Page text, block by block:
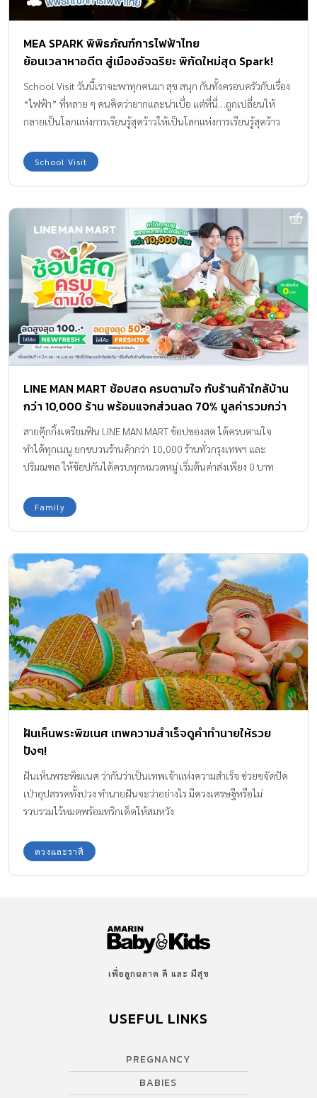
MEA SPARK พิพิธภัณฑ์การไฟฟ้าไทย
ย้อนเวลาหาอดีต สู่เมืองอัจฉริยะ พิกัดใหม่สุด Spark!
School Visit วันนี้เราจะพาทุกคนมา สุข สนุก กันทั้งครอบครัวกับเรื่อง
“ไฟฟ้า” ที่หลาย ๆ คนคิดว่ายากและน่าเบื่อ แต่ที่นี่…ถูกเปลี่ยนให้
กลายเป็นโลกแห่งการเรียนรู้สุดว้าวให้เป็นโลกแห่งการเรียนรู้สุดว้าว
“MEA SPARK พิพิธภัณฑ์การไฟฟ้าไทย ของการไฟฟ้านครหลวง”
พิพิธภัณฑ์แห่งนี้จะทำให้เราได้ย้อนเวลากลับไปสู่ ร.ศ. 119 ตั้งแต่วันที่
วิวัฒนาการของไฟฟ้า จากอดีต → ปัจจุบัน → สู่ Smart City แห่ง
อนาคต บอกเลยว่า ว้าวต่อเนื่อง ไม่มีพัก! ยิ่งไปกว่านั้นที่นี่ไม่ใช่แค่เรื่อง
“ไฟฟ้า” เท่านั้นนะคะ นอกจากเรื่องไฟฟ้าแล้วที่นี่ยังถ่ายทอดเรื่องราว
ในอดีตผ่านศิลปะและสถาปัตยกรรมคลาสสิกที่ได้รับการอนุรักษ์ไว้
อย่างงดงามเหนือกาลเวลา ซึ่งแต่ละมุมของพิพิธภัณฑ์ก็เต็มไปด้วยเรื่อง
ราวน่ารู้และกิจกรรมสนุก ๆ มากมายเลยค่ะ PART 1 | Back to the
Past แสงแรกแห่งสยาม […]
School Visit
LINE MAN MART ช้อปสด ครบตามใจ กับร้านค้าใกล้บ้าน
กว่า 10,000 ร้าน พร้อมแจกส่วนลด 70% มูลค่ารวมกว่า
5 ล้านบาท
สายคุ๊กกิ้งเตรียมฟิน LINE MAN MART ช้อปของสด ได้ครบตามใจ
ทำได้ทุกเมนู ยกขบวนร้านค้ากว่า 10,000 ร้านทั่วกรุงเทพฯ และ
ปริมณฑล ให้ช้อปกันได้ครบทุกหมวดหมู่ เริ่มต้นค่าส่งเพียง 0 บาท
ถึง 18 เมษายนนี้ คุ้มยิ่งกว่า! สำหรับลูกค้าใหม่เท่านั้น ใส่โค้ด
NEWFRESH ลด 70% เมื่อซื้อขั้นต่ำ 100 บาท ลดสูงสุด 100 บาท
ปัจจุบันเพียงใส่โค้ด FRESH70 ก็รับส่วนลด 70% สูงสุด 50 บาท (สิทธิ์
มีจำนวนจำกัดต่อวัน จำกัด 1 สิทธิ์/คน) นอกจากนี้ยังมีโค้ดส่วนลดราย
สัปดาห์ให้ติดตามกันตลอดทั้งแคมเปญพร้อมให้ช้อปของสดครบทุก
หมวดหมู่ ทำได้ทุกเมนูผัดผัก แกง […]
Family
ฝันเห็นพระพิฆเนศ เทพความสำเร็จดูคำทำนายให้รวย
ปังๆ!
ฝันเห็นพระพิฆเนศ ว่ากันว่าเป็นเทพเจ้าแห่งความสำเร็จ ช่วยขจัดปัด
เป่าอุปสรรคทั้งปวง ทำนายฝันจะว่าอย่างไร มีดวงเศรษฐีหรือไม่
รวบรวมไว้หมดพร้อมทริกเด็ดให้สมหวัง
ดวงและราศี
เพื่อลูกฉลาด ดี และ มีสุข
USEFUL LINKS
PREGNANCY
BABIES